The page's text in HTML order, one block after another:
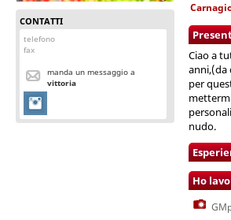
CONTATTI
telefono
fax
manda un messaggio a
vittoria
Ciao a
anni,(da
per
nudo.
Ho